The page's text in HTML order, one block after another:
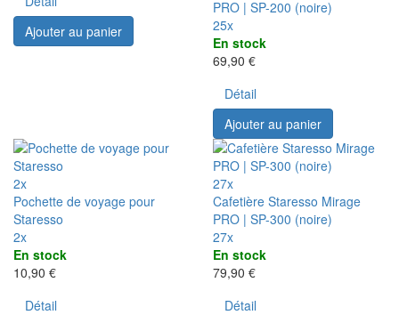
Ajouter au panier
PRO | SP-200 (noire)
25x
En stock
69,90 €
Détail
Ajouter au panier
2x
Pochette de voyage pour
Staresso
2x
En stock
10,90 €
Détail
27x
Cafetière Staresso Mirage
PRO | SP-300 (noire)
27x
En stock
79,90 €
Détail